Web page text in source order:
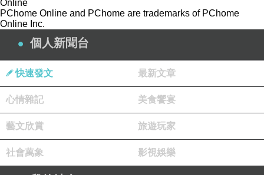
都非常的方
喔！
Online
PChome Online and PChome are trademarks of PChome
Online Inc.
個人新聞台
快速發文 最新文章
心情雜記 美食饗宴
藝文欣賞 旅遊玩家
社會萬象 影視娛樂